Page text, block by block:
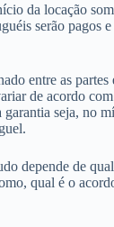
da locação
serão pagos
entre as partes
de acordo
garantia seja, no
depende de
qual é o